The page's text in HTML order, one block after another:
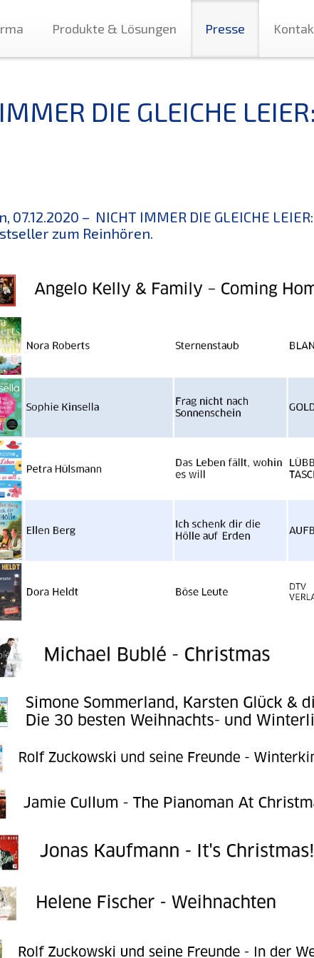
Produkte & Lösungen Presse
DIE GLEICHE
07.12.2020 – NICHT IMMER DIE GLEICHE
zum Reinhören.